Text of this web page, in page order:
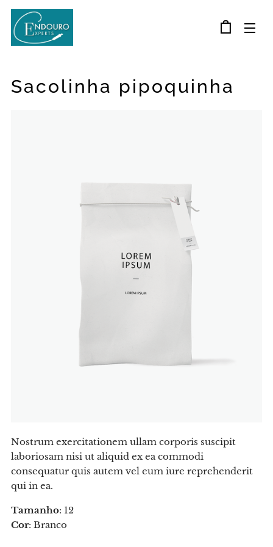
Sacolinha pipoquinha
Nostrum exercitationem ullam corporis suscipit
laboriosam nisi ut aliquid ex ea commodi
consequatur quis autem vel eum iure reprehenderit
qui in ea.
Tamanho: 12
Cor: Branco